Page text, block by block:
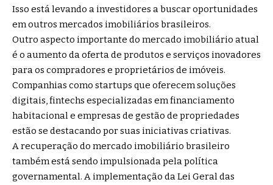
Isso está levando a investidores a buscar oportunidades
em outros mercados imobiliários brasileiros.
Outro aspecto importante do mercado imobiliário atual
é o aumento da oferta de produtos e serviços inovadores
para os compradores e proprietários de imóveis.
Companhias como startups que oferecem soluções
digitais, fintechs especializadas em financiamento
habitacional e empresas de gestão de propriedades
estão se destacando por suas iniciativas criativas.
A recuperação do mercado imobiliário brasileiro
também está sendo impulsionada pela política
governamental. A implementação da Lei Geral das